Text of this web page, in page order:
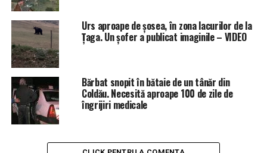
Urs aproape de șosea, în zona lacurilor de la
Țaga. Un șofer a publicat imaginile – VIDEO
Bărbat snopit în bătaie de un tânăr din
Coldău. Necesită aproape 100 de zile de
îngrijiri medicale